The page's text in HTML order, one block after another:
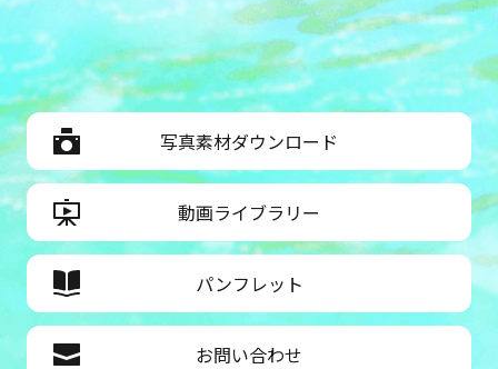
写真素材ダウンロード
動画ライブラリー
パンフレット
お問い合わせ